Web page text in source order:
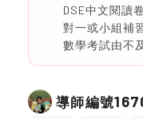
DSE中文閱讀
對一或小組補
數學考試由不
導師編號